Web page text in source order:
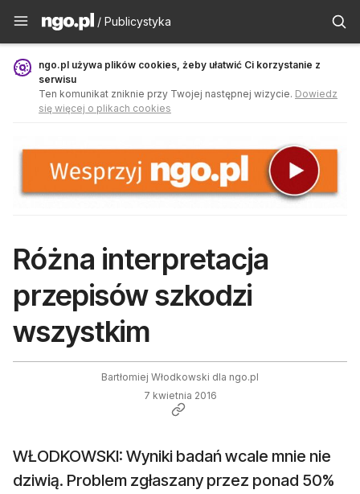
Publicystyka - ngo.pl
/ Publicystyka
ngo.pl używa plików cookies, żeby ułatwić Ci korzystanie z
serwisu
Ten komunikat zniknie przy Twojej następnej wizycie. Dowiedz
się więcej o plikach cookies
Różna interpretacja
przepisów szkodzi
wszystkim
Bartłomiej Włodkowski dla ngo.pl
7 kwietnia 2016
WŁODKOWSKI: Wyniki badań wcale mnie nie
dziwią. Problem zgłaszany przez ponad 50%